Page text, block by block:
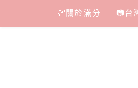
content
💯關於滿分 📷台